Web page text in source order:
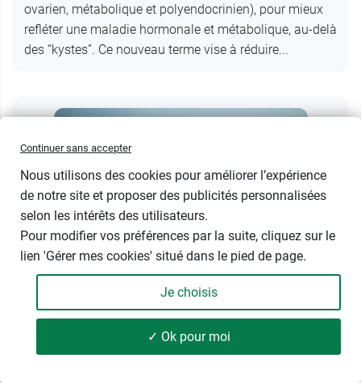
ovarien, métabolique et polyendocrinien), pour mieux
refléter une maladie hormonale et métabolique, au-delà
des “kystes”. Ce nouveau terme vise à réduire...
22/06/2026
Névralgie d’Arnold : quelle est cette
maladie ?
Continuer sans accepter
Nous utilisons des cookies pour améliorer l’expérience
de notre site et proposer des publicités personnalisées
selon les intérêts des utilisateurs.
Pour modifier vos préférences par la suite, cliquez sur le
lien 'Gérer mes cookies' situé dans le pied de page.
Je choisis
✓ Ok pour moi